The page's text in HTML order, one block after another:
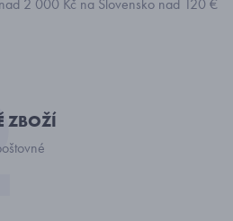
2 000 Kč na Slovensko nad 120 €
ZBOŽÍ